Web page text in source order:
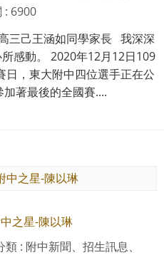
: 6900
三己王涵如同學家長 我深深
感動。 2020年12月12日109
日，東大附中四位選手正在公
著最後的全國賽....
之星-陳以琳
: 附中新聞、招生訊息、